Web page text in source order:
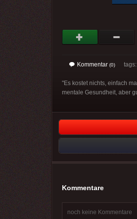
Kommentar (0)
"Es kostet nichts, einfach
mentale Gesundheit, aber
Kommentare
noch keine Kommentare